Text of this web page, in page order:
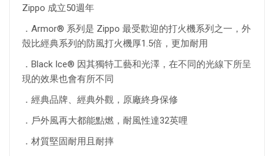
Zippo 成立50週年
．Armor® 系列是 Zippo 最受歡迎的打火機系列之一，外
殼比經典系列的防風打火機厚1.5倍，更加耐用
．Black Ice® 因其獨特工藝和光澤，在不同的光線下所呈
現的效果也會有所不同
．經典品牌、經典外觀，原廠終身保修
．戶外風再大都能點燃，耐風性達32英哩
．材質堅固耐用且耐摔